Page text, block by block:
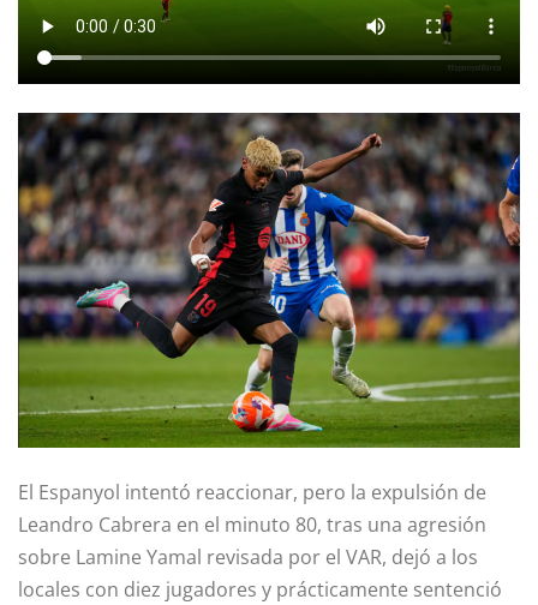
El Espanyol intentó reaccionar, pero la expulsión de
Leandro Cabrera en el minuto 80, tras una agresión
sobre Lamine Yamal revisada por el VAR, dejó a los
locales con diez jugadores y prácticamente sentenció